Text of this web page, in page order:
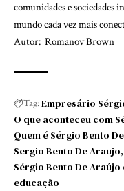
comunidades e sociedades
mundo cada vez mais
Autor: Romanov Brown
Tag:Empresário
O que aconteceu com
Quem é Sérgio Bento
Sergio Bento De Araujo
Sérgio Bento De
educação